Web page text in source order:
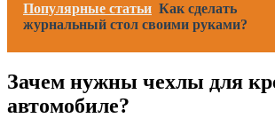
Популярные статьи Как сделать
журнальный стол своими руками?
Зачем нужны чехлы для
автомобиле?